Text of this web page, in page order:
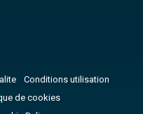
Conditions utilisation
de cookies